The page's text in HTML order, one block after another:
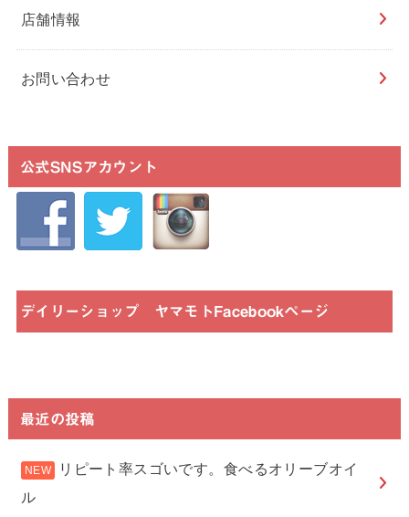
店舗情報
お問い合わせ
公式SNSアカウント
デイリーショップ ヤマモトFacebookページ
最近の投稿
リピート率スゴいです。食べるオリーブオイ
ル